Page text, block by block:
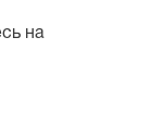
на